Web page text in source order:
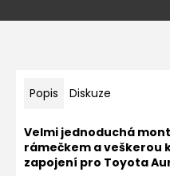
Popis Diskuze
Velmi jednoduchá
rámečkem a veškerou
zapojení pro Toyota